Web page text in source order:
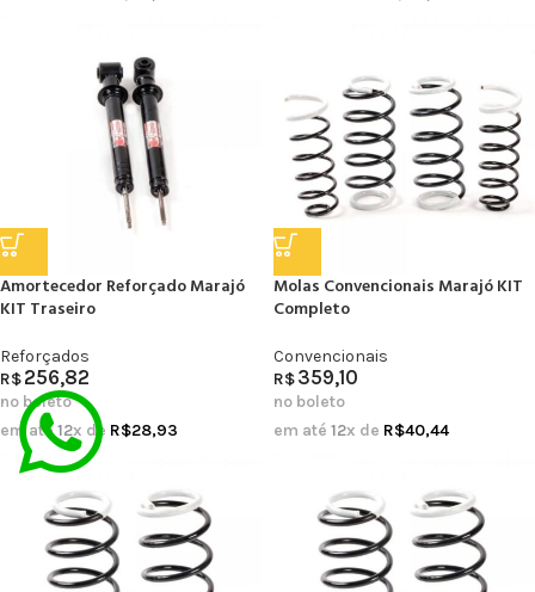
Amortecedor Reforçado Marajó
KIT Traseiro
Reforçados
R$256,82
no boleto
em até12x de R$28,93
Molas Convencionais Marajó KIT
Completo
Convencionais
R$359,10
no boleto
em até 12x de R$40,44